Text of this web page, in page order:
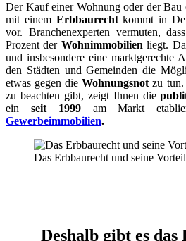
Der Kauf einer Wohnung oder der Bau
mit einem Erbbaurechtkommt in
vor. Branchenexperten vermuten,
Prozent der Wohnimmobilienliegt.
und insbesondere eine marktgerechte
den Städten und Gemeinden die
etwas gegen dieWohnungsnotzu tun.
zu beachten gibt, zeigt Ihnen die
ein seit 1999am Markt
Gewerbeimmobilien.
Das Erbbaurecht und seine
Deshalb gibt es